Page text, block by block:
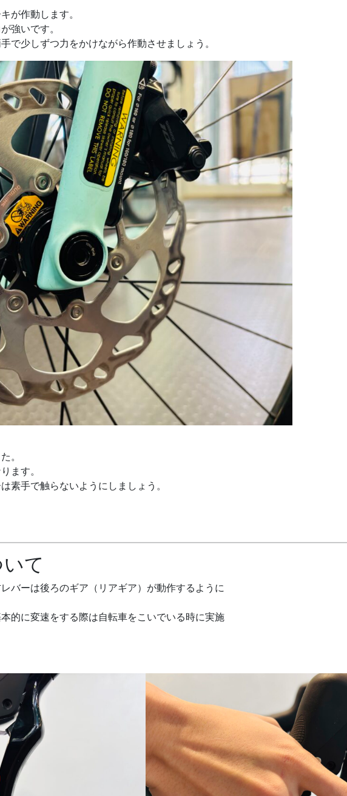
が作動します。
強いです。
で少しずつ力をかけながら作動させましょう。
。
ます。
素手で触らないようにしましょう。
て
バーは後ろのギア（リアギア）が動作するように
的に変速をする際は自転車をこいでいる時に実施